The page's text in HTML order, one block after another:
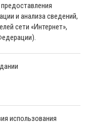
и анализа сведений,
сети «Интернет»,
использования